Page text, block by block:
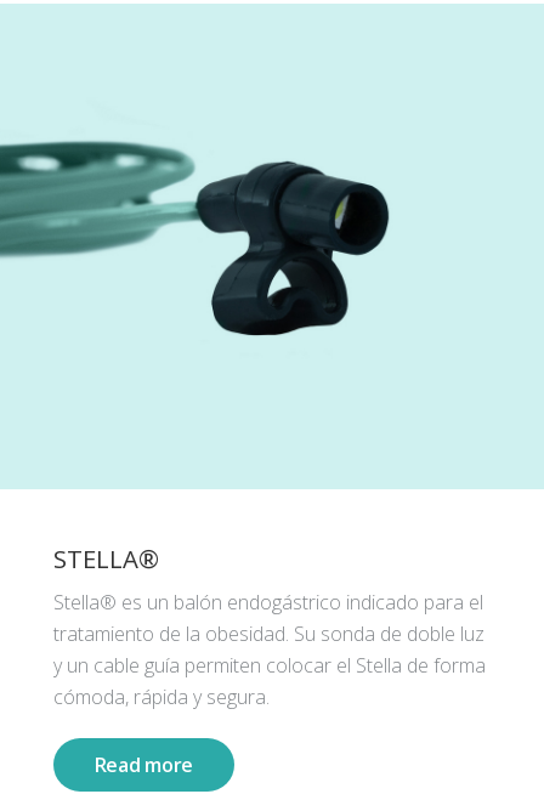
STELLA®
Stella® es un balón endogástrico indicado para el
tratamiento de la obesidad. Su sonda de doble luz
y un cable guía permiten colocar el Stella de forma
cómoda, rápida y segura.
Read more